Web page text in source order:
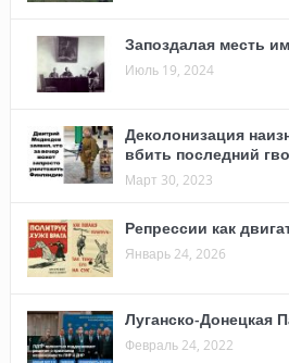
Запоздалая месть
Июль 19, 2024
Деколонизация
вбить последний
Март 30, 2023
Репрессии как
Январь 24, 2026
Луганско-Донецкая
Февраль 24, 2022